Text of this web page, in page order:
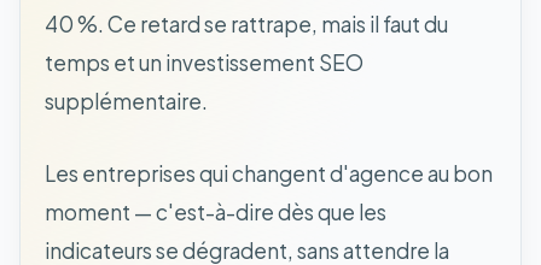
40 %. Ce retard se rattrape, mais il faut du
temps et un investissement SEO
supplémentaire.
Les entreprises qui changent d'agence au bon
moment — c'est-à-dire dès que les
indicateurs se dégradent, sans attendre la